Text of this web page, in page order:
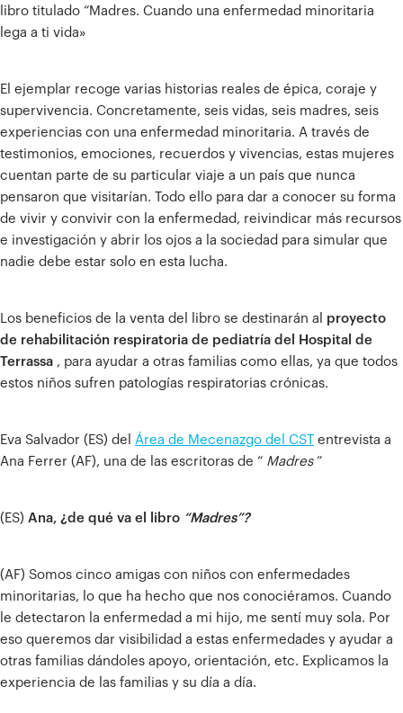
libro titulado “Madres. Cuando una enfermedad minoritaria
lega a ti vida»
El ejemplar recoge varias historias reales de épica, coraje y
supervivencia. Concretamente, seis vidas, seis madres, seis
experiencias con una enfermedad minoritaria. A través de
testimonios, emociones, recuerdos y vivencias, estas mujeres
cuentan parte de su particular viaje a un país que nunca
pensaron que visitarían. Todo ello para dar a conocer su forma
de vivir y convivir con la enfermedad, reivindicar más recursos
e investigación y abrir los ojos a la sociedad para simular que
nadie debe estar solo en esta lucha.
Los beneficios de la venta del libro se destinarán al proyecto
de rehabilitación respiratoria de pediatría del Hospital de
Terrassa , para ayudar a otras familias como ellas, ya que todos
estos niños sufren patologías respiratorias crónicas.
Eva Salvador (ES) del Área de Mecenazgo del CST
entrevista a
Ana Ferrer (AF), una de las escritoras de “ Madres”
(ES) Ana, ¿de qué va el libro “Madres”?
(AF) Somos cinco amigas con niños con enfermedades
minoritarias, lo que ha hecho que nos conociéramos. Cuando
le detectaron la enfermedad a mi hijo, me sentí muy sola. Por
eso queremos dar visibilidad a estas enfermedades y ayudar a
otras familias dándoles apoyo, orientación, etc. Explicamos la
experiencia de las familias y su día a día.